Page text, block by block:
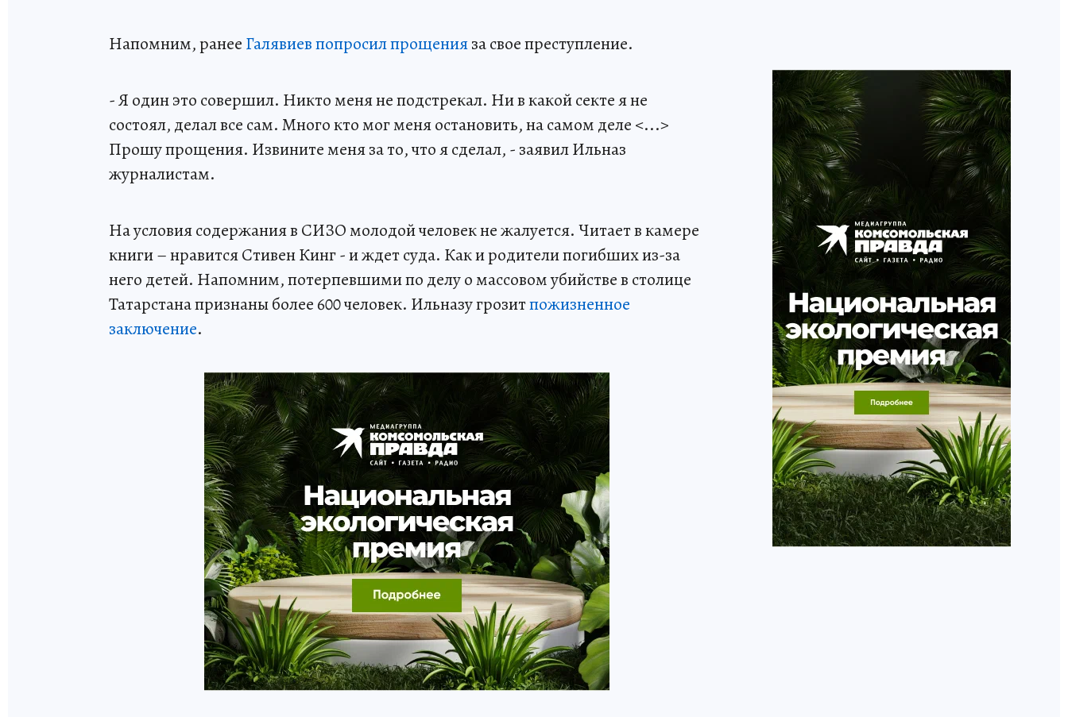
Напомним, ранее Галявиев попросил прощенияза свое преступление.
- Я один это совершил. Никто меня не подстрекал. Ни в какой секте я не
состоял, делал все сам. Много кто мог меня остановить, на самом деле <...>
Прошу прощения. Извините меня за то, что я сделал, - заявил Ильназ
журналистам.
На условия содержания в СИЗО молодой человек не жалуется. Читает в камере
книги – нравится Стивен Кинг - и ждет суда. Как и родители погибших из-за
него детей. Напомним, потерпевшими по делу о массовом убийстве в столице
Татарстана признаны более 600 человек. Ильназу грозитпожизненное
заключение.